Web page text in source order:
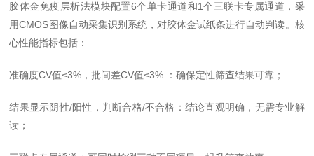
胶体金免疫层析法模块配置6个单卡通道和1个三联卡专属通道，采
用CMOS图像自动采集识别系统，对胶体金试纸条进行自动判读。核
心性能指标包括：
准确度CV值≤3%，批间差CV值≤3% ：确保定性筛查结果可靠；
结果显示阴性/阳性，判断合格/不合格：结论直观明确，无需专业解
读；